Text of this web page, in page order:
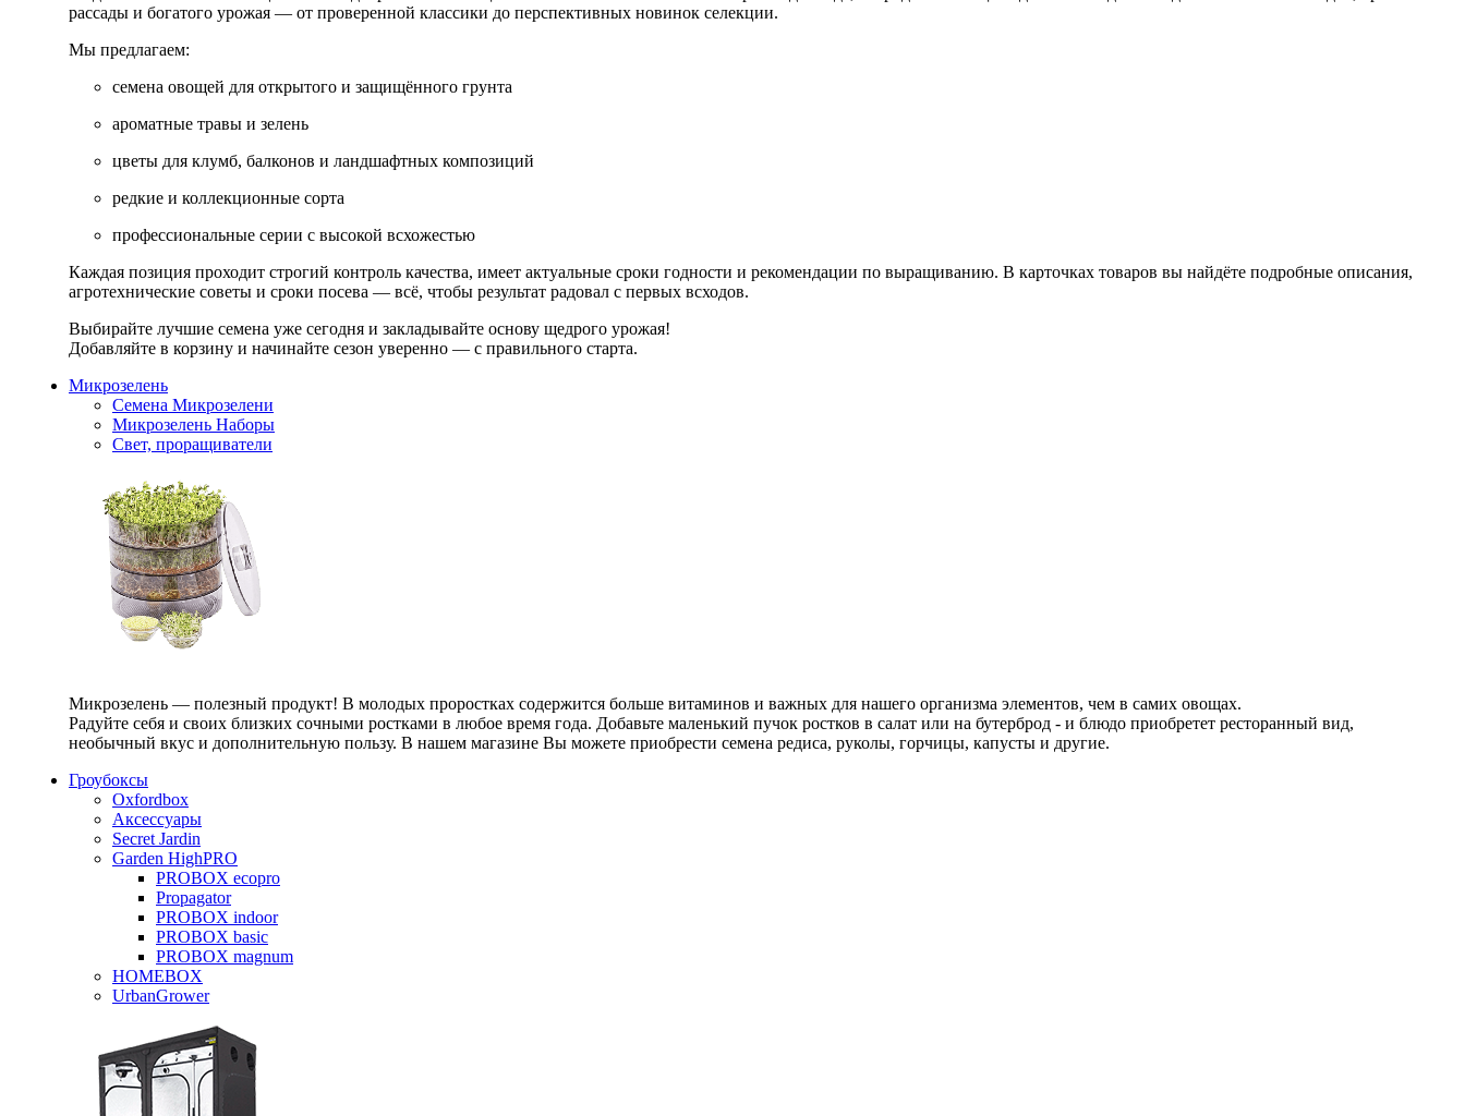
рассады и богатого урожая — от проверенной классики до перспективных новинок селекции.
Мы предлагаем:
семена овощей для открытого и защищённого грунта
ароматные травы и зелень
цветы для клумб, балконов и ландшафтных композиций
редкие и коллекционные сорта
профессиональные серии с высокой всхожестью
Каждая позиция проходит строгий контроль качества, имеет актуальные сроки годности и рекомендации по выращиванию. В карточках товаров вы найдёте подробные описания,
агротехнические советы и сроки посева — всё, чтобы результат радовал с первых всходов.
Выбирайте лучшие семена уже сегодня и закладывайте основу щедрого урожая!
Добавляйте в корзину и начинайте сезон уверенно — с правильного старта.
Микрозелень
Семена Микрозелени
Микрозелень Наборы
Свет, проращиватели
Микрозелень — полезный продукт! В молодых проростках содержится больше витаминов и важных для нашего организма элементов, чем в самих овощах.
Радуйте себя и своих близких сочными ростками в любое время года. Добавьте маленький пучок ростков в салат или на бутерброд - и блюдо приобретет ресторанный вид,
необычный вкус и дополнительную пользу. В нашем магазине Вы можете приобрести семена редиса, руколы, горчицы, капусты и другие.
Гроубоксы
Oxfordbox
Аксессуары
Secret Jardin
Garden HighPRO
PROBOX ecopro
Propagator
PROBOX indoor
PROBOX basic
PROBOX magnum
HOMEBOX
UrbanGrower